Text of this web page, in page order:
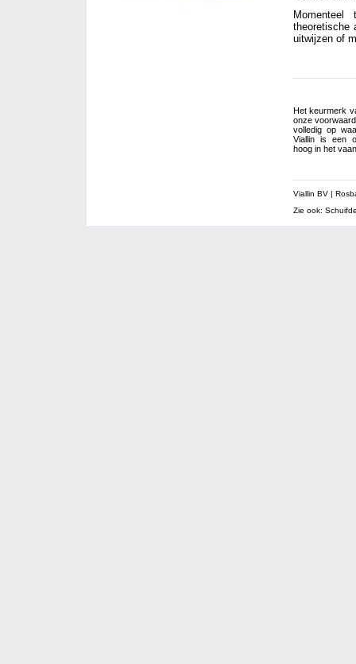
Momenteel
theoretische
uitwijzen of
Het keurmerk
onze
volledig op
Viallin is een
hoog in het
Viallin BV |
Zie ook: